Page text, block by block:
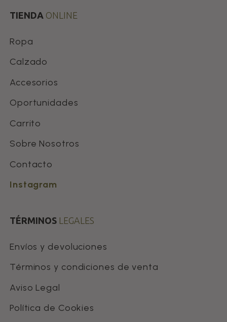
TIENDA ONLINE
Ropa
Calzado
Accesorios
Oportunidades
Carrito
Sobre Nosotros
Contacto
Instagram
TÉRMINOS LEGALES
Envíos y devoluciones
Términos y condiciones de venta
Aviso Legal
Política de Cookies